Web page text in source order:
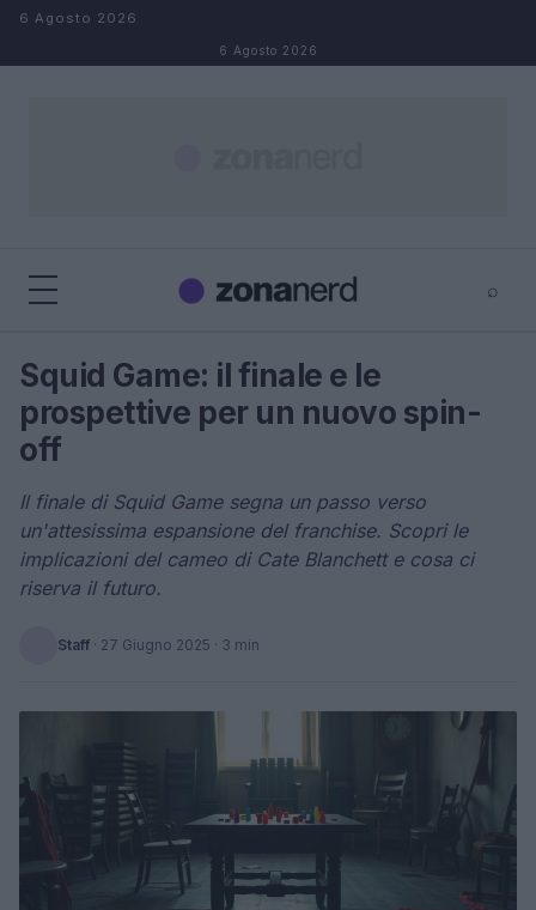
Salta al contenuto
6 Agosto 2026
6 Agosto 2026
⌕
Cerca
Squid Game: il finale e le
prospettive per un nuovo spin-
off
Il finale di Squid Game segna un passo verso
un'attesissima espansione del franchise. Scopri le
implicazioni del cameo di Cate Blanchett e cosa ci
riserva il futuro.
Staff · 27 Giugno 2025 · 3 min